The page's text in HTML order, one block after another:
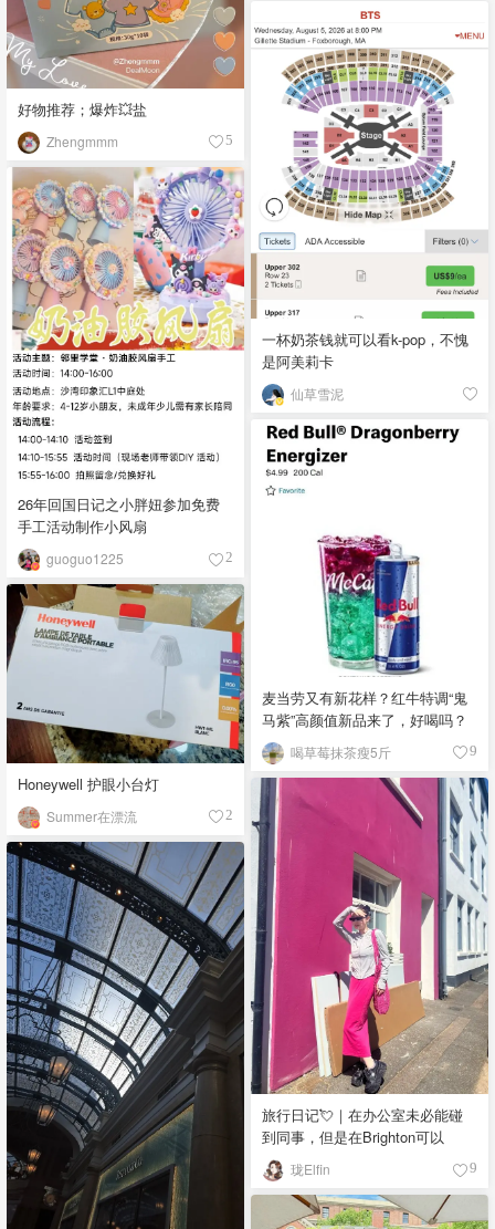
好物推荐；爆炸💥盐
Zhengmmm 5
一杯奶茶钱就可以看k-pop，不愧
是阿美莉卡
仙草雪泥
26年回国日记之小胖妞参加免费
手工活动制作小风扇
guoguo1225 2
麦当劳又有新花样？红牛特调“鬼
马紫”高颜值新品来了，好喝吗？
喝草莓抹茶瘦5斤 9
Honeywell 护眼小台灯
Summer在漂流 2
旅行日记💘｜在办公室未必能碰
到同事，但是在Brighton可以
珑Elfin 9